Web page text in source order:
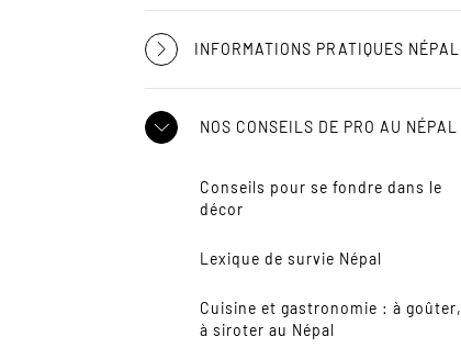
INFORMATIONS PRATIQUES NÉPAL
NOS CONSEILS DE PRO AU NÉPAL
Conseils pour se fondre dans le
décor
Lexique de survie Népal
Cuisine et gastronomie : à goûter,
à siroter au Népal